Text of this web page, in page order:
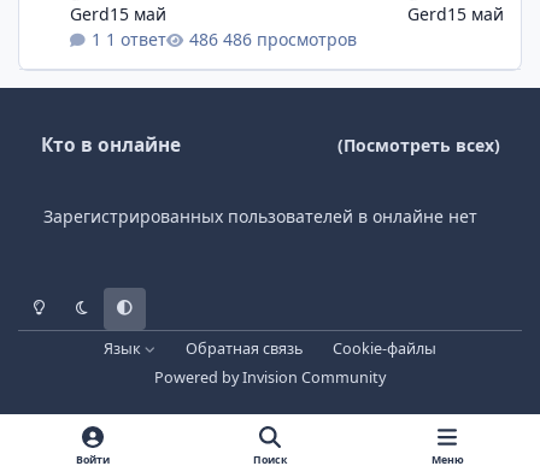
1 ответ 486 просмотров
Gerd15 май Gerd15 май
Кто в онлайне (Посмотреть всех)
Зарегистрированных пользователей в онлайне нет
Светлый режим
Темный режим
Системные предпочтения
Язык Обратная связь
Cookie-файлы
Powered byInvision Community
Войти Поиск Меню